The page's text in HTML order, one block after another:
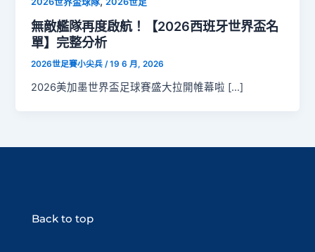
無敵艦隊再度啟航！【2026西班牙世界盃名
單】完整分析
2026世足賽小尖兵/19 6 月, 2026
2026美加墨世界盃足球賽盛大拉開帷幕啦 […]
Back to top